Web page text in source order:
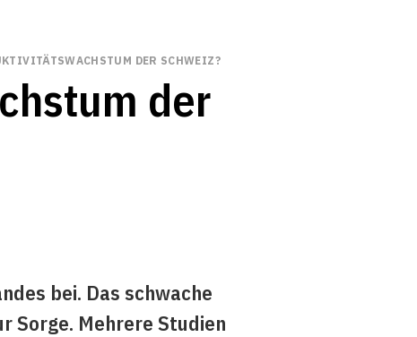
DER SCHWEIZ?
der
bei. Das schwache
Sorge. Mehrere Studien